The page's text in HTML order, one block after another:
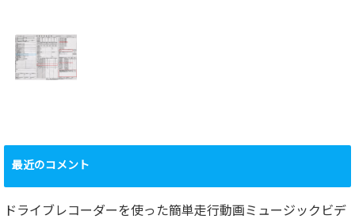
撮影方法のレクチ
ャー
2022.12.24
要再検査となって
しまった…
2022.07.30
最近のコメント
ドライブレコーダーを使った簡単走行動画ミュージックビデ